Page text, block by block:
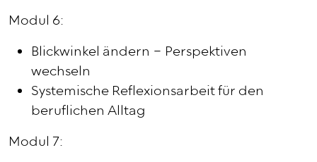
Modul 6:
Blickwinkel ändern – Perspektiven
wechseln
Systemische Reflexionsarbeit für den
beruflichen Alltag
Modul 7: